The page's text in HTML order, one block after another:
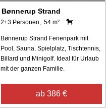
Bønnerup Strand
2+3 Personen, 54 m²
Bønnerup Strand Ferienpark mit
Pool, Sauna, Spielplatz, Tischtennis,
Billard und Minigolf. Ideal für Urlaub
mit der ganzen Familie.
ab 386 €